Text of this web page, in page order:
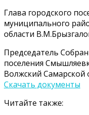
Глава городского
муниципального
области
Председатель
поселения
Волжский Самарской
Скачать документы
Читайте также: